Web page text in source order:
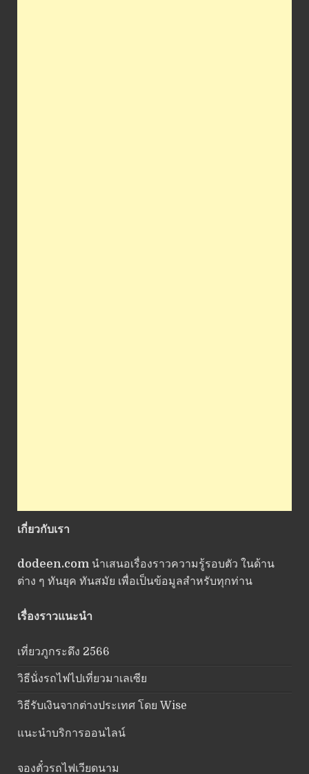
เกี่ยวกับเรา
dodeen.com นำเสนอเรื่องราวความรู้รอบตัว ในด้าน
ต่าง ๆ ทันยุค ทันสมัย เพื่อเป็นข้อมูลสำหรับทุกท่าน
เรื่องราวแนะนำ
เที่ยวภูกระดึง 2566
วิธีนั่งรถไฟไปเที่ยวมาเลเซีย
วิธีรับเงินจากต่างประเทศ โดย Wise
แนะนำบริการออนไลน์
จองตั๋วรถไฟเวียดนาม